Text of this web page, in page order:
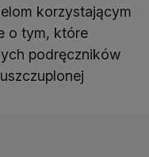
korzystającym
o tym, które
podręczników